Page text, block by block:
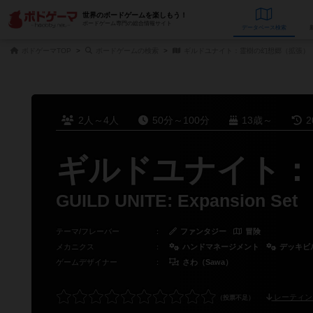
世界のボードゲームを楽しもう！
ボードゲーム専門の総合情報サイト
データベース
2人～4人 50分～100分 13歳～
ギルドユナイト
GUILD UNITE: Expansion Set
テーマ/フレーバー ： ファンタジー
冒険
メカニクス
： ハンドマネージメント
デッキビ
ゲームデザイナー
： さわ（Sawa）
レーティン